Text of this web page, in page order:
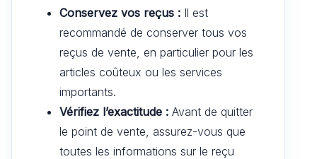
Conservez vos reçus : Il est
recommandé de conserver tous vos
reçus de vente, en particulier pour les
articles coûteux ou les services
importants.
Vérifiez l’exactitude : Avant de quitter
le point de vente, assurez-vous que
toutes les informations sur le reçu